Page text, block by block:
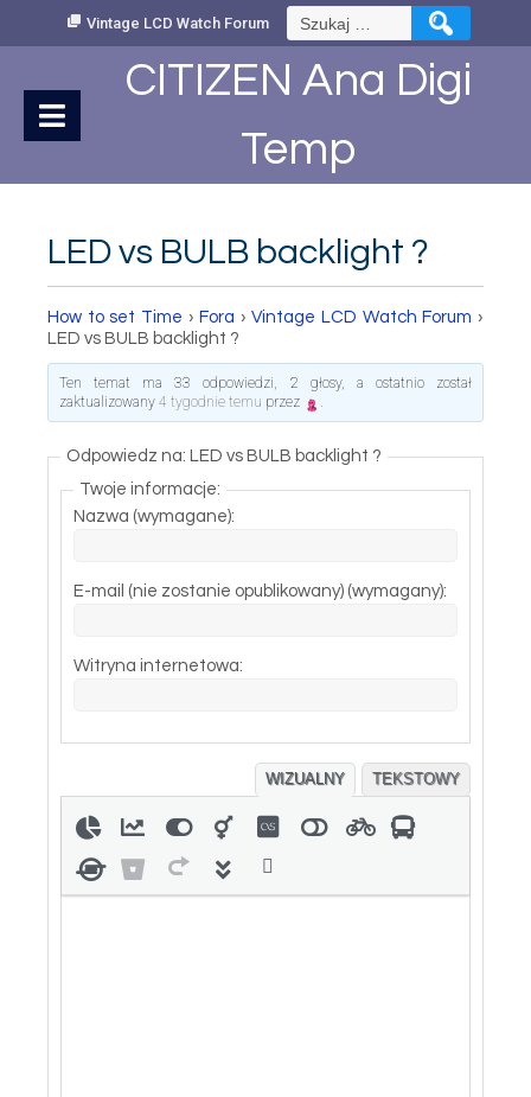
Vintage LCD Watch Forum Szukaj:
CITIZEN Ana Digi
Temp
LED vs BULB backlight ?
How to set Time › Fora › Vintage LCD Watch Forum ›
LED vs BULB backlight ?
Ten temat ma 33 odpowiedzi, 2 głosy, a ostatnio został
zaktualizowany4 tygodnie temu przez .
Odpowiedz na: LED vs BULB backlight ?
Twoje informacje:
Nazwa (wymagane):
E-mail (nie zostanie opublikowany) (wymagany):
Witryna internetowa:
WIZUALNY TEKSTOWY